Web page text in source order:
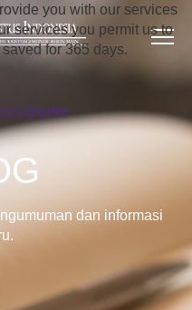
dan informasi
you with our services
services you permit us to
for 365 days.
Imprint